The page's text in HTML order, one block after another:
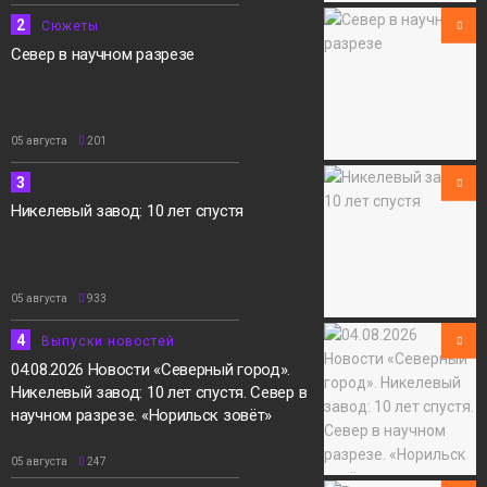
2 Сюжеты
Север в научном разрезе
05 августа 201
3
Никелевый завод: 10 лет спустя
05 августа 933
4 Выпуски новостей
04.08.2026 Новости «Северный город».
Никелевый завод: 10 лет спустя. Север в
научном разрезе. «Норильск зовёт»
05 августа 247